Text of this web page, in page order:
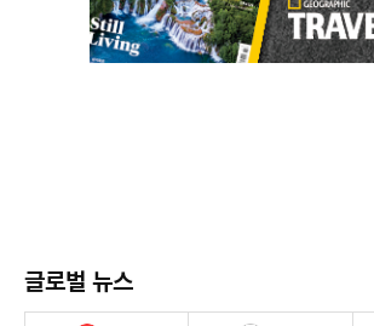
글로벌 뉴스